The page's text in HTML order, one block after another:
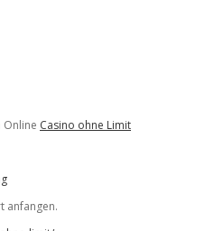
Online Casino ohne Limit
anfangen.